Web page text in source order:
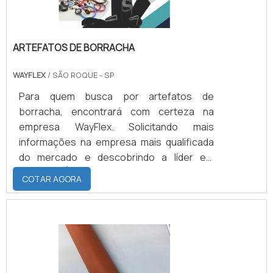
ARTEFATOS DE BORRACHA
WAYFLEX / SÃO ROQUE - SP
Para quem busca por artefatos de
borracha, encontrará com certeza na
empresa WayFlex. Solicitando mais
informações na empresa mais qualificada
do mercado e descobrindo a líder em
qualidade.É importante lembrar que o
produto deve sempre ser adquirido com
empresas especializadas no segmento.
qualidade e durabilidade dos materiais, além
de evitar prejuízos com substituições
frequentes de produtos que não cumprem
COTAR AGORA